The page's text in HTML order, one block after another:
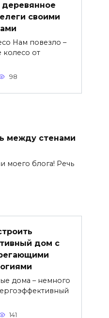
деревянное
своими
Нам повезло –
колесо от
98
между стенами
моего блога! Речь
дом с
дома – немного
141